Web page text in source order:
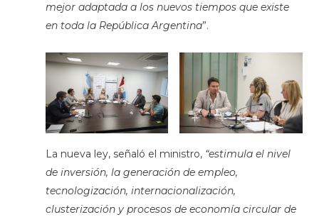
mejor adaptada a los nuevos tiempos que existe
en toda la República Argentina”.
La nueva ley, señaló el ministro, “estimula el nivel
de inversión, la generación de empleo,
tecnologización, internacionalización,
clusterización y procesos de economía circular de